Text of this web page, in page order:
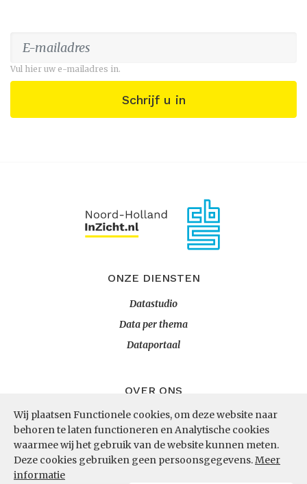
Wij plaatsen Functionele cookies, om deze website naar
behoren te laten functioneren en Analytische cookies
waarmee wij het gebruik van de website kunnen meten.
Deze cookies gebruiken geen persoonsgegevens.Meer
informatie
Vul hier uw e-mailadres in.
Schrijf u in
ONZE DIENSTEN
Datastudio
Data per thema
Dataportaal
OVER ONS
InZicht
Contact